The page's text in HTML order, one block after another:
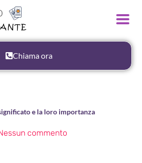
Chiama ora
e la loro importanza
commento